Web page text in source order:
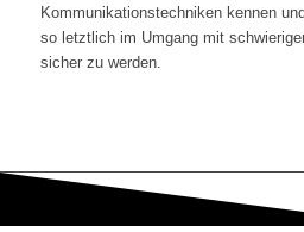
Kommunikationstechniken kennen
so letztlich im Umgang mit
sicher zu werden.